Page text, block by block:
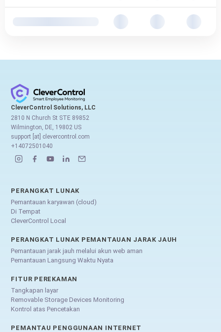
CleverControl Solutions, LLC
2810 N Church St STE 89852
Wilmington, DE, 19802 US
support [at] clevercontrol.com
+14072501040
PERANGKAT LUNAK
Pemantauan karyawan (cloud)
Di Tempat
CleverControl Local
PERANGKAT LUNAK PEMANTAUAN JARAK JAUH
Pemantauan jarak jauh melalui akun web aman
Pemantauan Langsung Waktu Nyata
FITUR PEREKAMAN
Tangkapan layar
Removable Storage Devices Monitoring
Kontrol atas Pencetakan
PEMANTAU PENGGUNAAN INTERNET